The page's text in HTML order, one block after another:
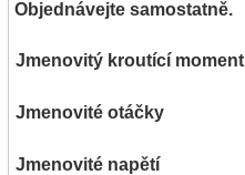
Objednávejte samostatně.
Jmenovitý kroutící moment
Jmenovité otáčky
Jmenovité napětí